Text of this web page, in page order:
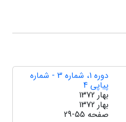
دوره 1، شماره 3 - شماره
پیاپی 4
بهار 1372
بهار 1372
صفحه 29-55